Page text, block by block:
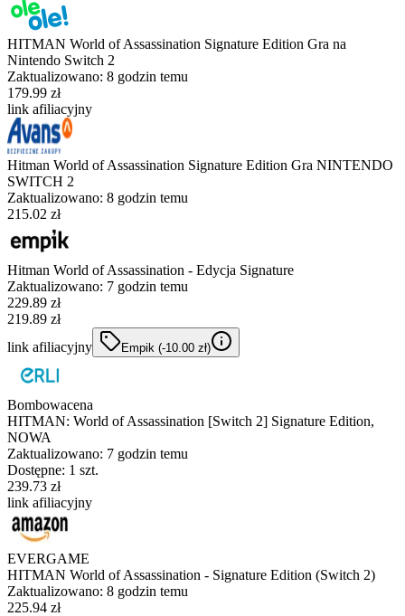
HITMAN World of Assassination Signature Edition Gra na
Nintendo Switch 2
Zaktualizowano: 8 godzin temu
179.99 zł
link afiliacyjny
Hitman World of Assassination Signature Edition Gra NINTENDO
SWITCH 2
Zaktualizowano: 8 godzin temu
215.02 zł
Hitman World of Assassination - Edycja Signature
Zaktualizowano: 7 godzin temu
229.89 zł
219.89 zł
link afiliacyjny
Empik (-10.00 zł)
Bombowacena
HITMAN: World of Assassination [Switch 2] Signature Edition,
NOWA
Zaktualizowano: 7 godzin temu
Dostępne: 1 szt.
239.73 zł
link afiliacyjny
EVERGAME
HITMAN World of Assassination - Signature Edition (Switch 2)
Zaktualizowano: 8 godzin temu
225.94 zł